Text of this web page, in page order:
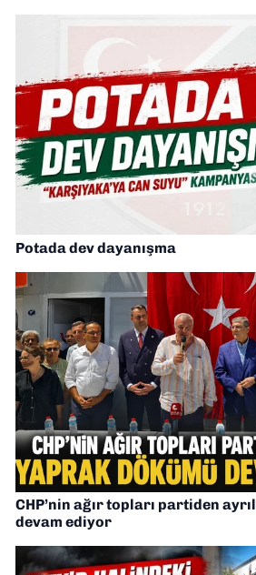
Potada dev dayanışma
CHP’nin ağır topları partiden
devam ediyor